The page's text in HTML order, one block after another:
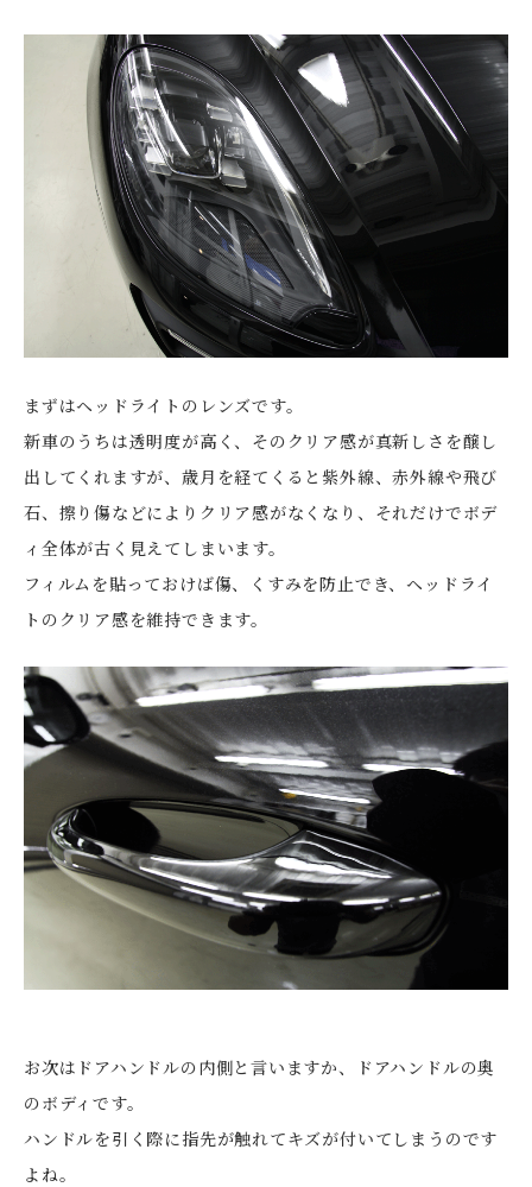
まずはヘッドライトのレンズです。
新車のうちは透明度が高く、そのクリア感が真新しさを醸し
出してくれますが、歳月を経てくると紫外線、赤外線や飛び
石、擦り傷などによりクリア感がなくなり、それだけでボデ
ィ全体が古く見えてしまいます。
フィルムを貼っておけば傷、くすみを防止でき、ヘッドライ
トのクリア感を維持できます。
お次はドアハンドルの内側と言いますか、ドアハンドルの奥
のボディです。
ハンドルを引く際に指先が触れてキズが付いてしまうのです
よね。